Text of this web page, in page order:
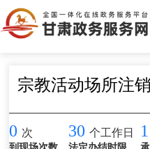
宗教活动场所注
0 次 30 个工作日 1